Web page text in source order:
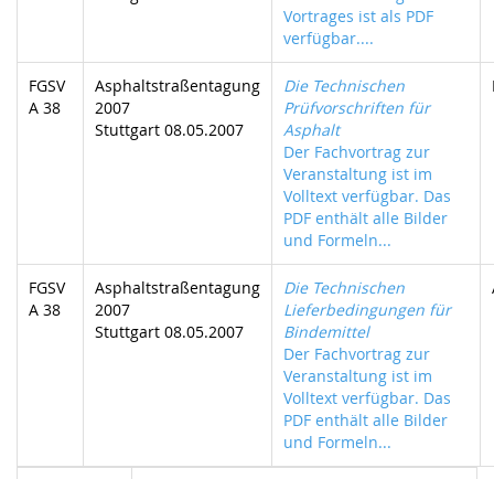
Vortrages ist als PDF
verfügbar....
FGSV
A 38
Asphaltstraßentagung
2007
Stuttgart 08.05.2007
Die Technischen
Prüfvorschriften für
Asphalt
Der Fachvortrag zur
Veranstaltung ist im
Volltext verfügbar. Das
PDF enthält alle Bilder
und Formeln...
FGSV
A 38
Asphaltstraßentagung
2007
Stuttgart 08.05.2007
Die Technischen
Lieferbedingungen für
Bindemittel
Der Fachvortrag zur
Veranstaltung ist im
Volltext verfügbar. Das
PDF enthält alle Bilder
und Formeln...